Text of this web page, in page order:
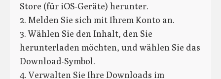
Store (für iOS-Geräte) herunter.
2. Melden Sie sich mit Ihrem Konto an.
3. Wählen Sie den Inhalt, den Sie
herunterladen möchten, und wählen Sie das
Download-Symbol.
4. Verwalten Sie Ihre Downloads im